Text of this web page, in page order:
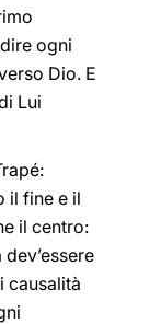
ogni
Dio. E
Lui
il fine e il
il centro:
causalità